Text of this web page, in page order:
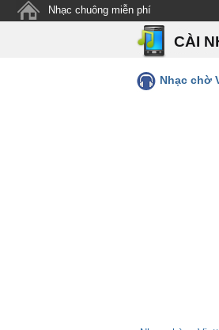
Nhạc chuông miễn phí
CÀI
Nhạc chờ